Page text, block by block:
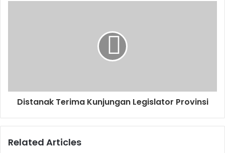
Distanak Terima Kunjungan Legislator Provinsi
Related Articles